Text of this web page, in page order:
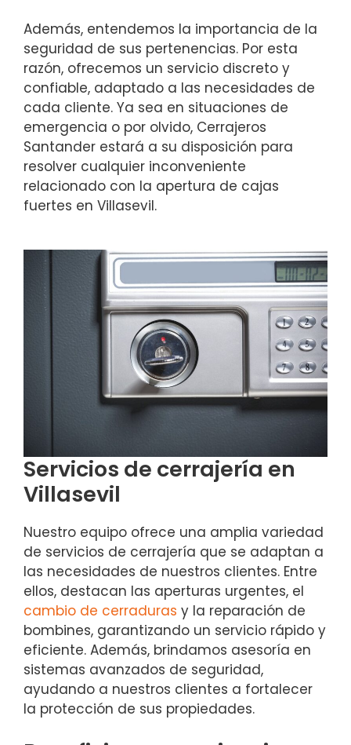
Además, entendemos la importancia de la
seguridad de sus pertenencias. Por esta
razón, ofrecemos un servicio discreto y
confiable, adaptado a las necesidades de
cada cliente. Ya sea en situaciones de
emergencia o por olvido, Cerrajeros
Santander estará a su disposición para
resolver cualquier inconveniente
relacionado con la apertura de cajas
fuertes en Villasevil.
Servicios de cerrajería en
Villasevil
Nuestro equipo ofrece una amplia variedad
de servicios de cerrajería que se adaptan a
las necesidades de nuestros clientes. Entre
ellos, destacan las aperturas urgentes, el
cambio de cerraduras y la reparación de
bombines, garantizando un servicio rápido y
eficiente. Además, brindamos asesoría en
sistemas avanzados de seguridad,
ayudando a nuestros clientes a fortalecer
la protección de sus propiedades.